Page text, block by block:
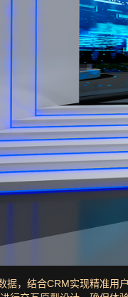
，结合CRM实现精准用户